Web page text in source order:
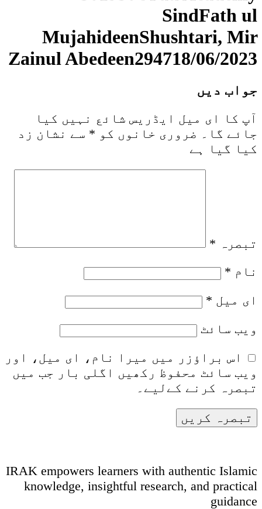
SindFath ul
MujahideenShushtari, Mir
Zainul Abedeen294718/06/2023
جواب دیں
آپ کا ای میل ایڈریس شائع نہیں کیا
جائے گا۔
ضروری خانوں کو * سے نشان زد
کیا گیا ہے
تبصرہ *
نام *
ای میل *
ویب‌ سائٹ
اس براؤزر میں میرا نام، ای میل، اور
ویب سائٹ محفوظ رکھیں اگلی بار جب میں
تبصرہ کرنے کےلیے۔
IRAK empowers learners with authentic Islamic
knowledge, insightful research, and practical
guidance